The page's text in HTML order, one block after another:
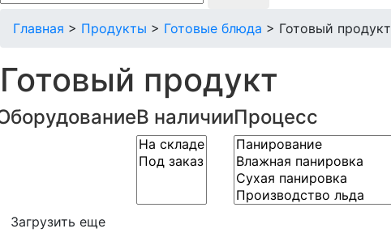
Главная > Продукты > Готовые блюда > Готовый продукт
Готовый продукт
В наличииПроцесс
Загрузить еще